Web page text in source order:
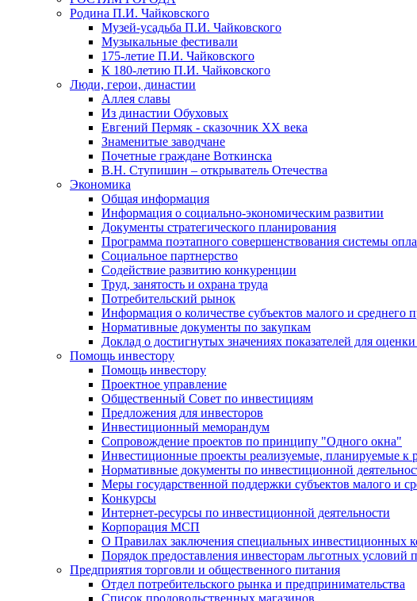
Родина П.И. Чайковского
Музей-усадьба П.И. Чайковского
Музыкальные фестивали
175-летие П.И. Чайковского
К 180-летию П.И. Чайковского
Люди, герои, династии
Аллея славы
Из династии Обуховых
Евгений Пермяк - сказочник XX века
Знаменитые заводчане
Почетные граждане Воткинска
В.Н. Ступишин – открыватель Отечества
Экономика
Общая информация
Информация о социально-экономическим развитии
Документы стратегического планирования
Программа поэтапного совершенствования системы
Социальное партнерство
Содействие развитию конкуренции
Труд, занятость и охрана труда
Потребительский рынок
Информация о количестве субъектов малого и среднего
Нормативные документы по закупкам
Доклад о достигнутых значениях показателей для
Помощь инвестору
Помощь инвестору
Проектное управление
Общественный Совет по инвестициям
Предложения для инвесторов
Инвестиционный меморандум
Сопровождение проектов по принципу "Oдного окна"
Инвестиционные проекты реализуемые, планируемые к
Нормативные документы по инвестиционной
Меры государственной поддержки субъектов малого и
Конкурсы
Интернет-ресурсы по инвестиционной деятельности
Корпорация МСП
О Правилах заключения специальных инвестиционных
Порядок предоставления инвесторам льготных
Предприятия торговли и общественного питания
Отдел потребительского рынка и предпринимательства
Список продовольственных магазинов